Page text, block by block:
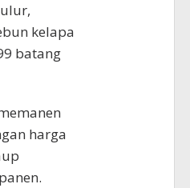
kelapa
batang
harga